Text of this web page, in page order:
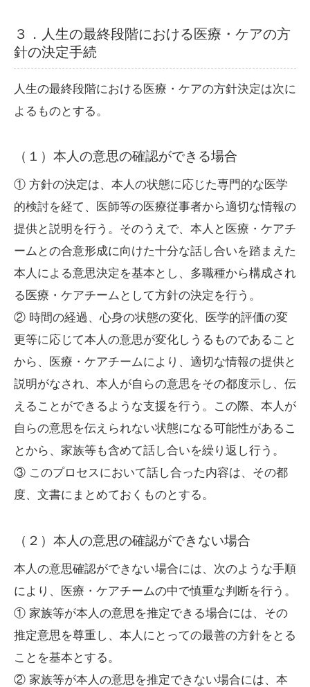
３．人生の最終段階における医療・ケアの方
針の決定手続
人生の最終段階における医療・ケアの方針決定は次に
よるものとする。
（１）本人の意思の確認ができる場合
① 方針の決定は、本人の状態に応じた専門的な医学
的検討を経て、医師等の医療従事者から適切な情報の
提供と説明を行う。そのうえで、本人と医療・ケアチ
ームとの合意形成に向けた十分な話し合いを踏まえた
本人による意思決定を基本とし、多職種から構成され
る医療・ケアチームとして方針の決定を行う。
② 時間の経過、心身の状態の変化、医学的評価の変
更等に応じて本人の意思が変化しうるものであること
から、医療・ケアチームにより、適切な情報の提供と
説明がなされ、本人が自らの意思をその都度示し、伝
えることができるような支援を行う。この際、本人が
自らの意思を伝えられない状態になる可能性があるこ
とから、家族等も含めて話し合いを繰り返し行う。
③ このプロセスにおいて話し合った内容は、その都
度、文書にまとめておくものとする。
（２）本人の意思の確認ができない場合
本人の意思確認ができない場合には、次のような手順
により、医療・ケアチームの中で慎重な判断を行う。
① 家族等が本人の意思を推定できる場合には、その
推定意思を尊重し、本人にとっての最善の方針をとる
ことを基本とする。
② 家族等が本人の意思を推定できない場合には、本